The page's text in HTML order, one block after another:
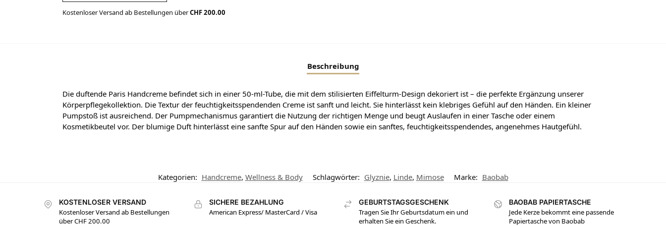
Kostenloser Versand ab Bestellungen überCHF 200.00
Beschreibung
Die duftende Paris Handcreme befindet sich in einer 50-ml-Tube, die mit dem stilisierten Eiffelturm-Design dekoriert ist – die perfekte Ergänzung unserer
Körperpflegekollektion. Die Textur der feuchtigkeitsspendenden Creme ist sanft und leicht. Sie hinterlässt kein klebriges Gefühl auf den Händen. Ein kleiner
Pumpstoß ist ausreichend. Der Pumpmechanismus garantiert die Nutzung der richtigen Menge und beugt Auslaufen in einer Tasche oder einem
Kosmetikbeutel vor. Der blumige Duft hinterlässt eine sanfte Spur auf den Händen sowie ein sanftes, feuchtigkeitsspendendes, angenehmes Hautgefühl.
Kategorien: Handcreme, Wellness & Body Schlagwörter: Glyznie, Linde, Mimose Marke: Baobab
KOSTENLOSER VERSAND
Kostenloser Versand ab Bestellungen
über CHF 200.00
SICHERE BEZAHLUNG
American Express/ MasterCard / Visa
GEBURTSTAGSGESCHENK
Tragen Sie Ihr Geburtsdatum ein und
erhalten Sie ein Geschenk.
BAOBAB PAPIERTASCHE
Jede Kerze bekommt eine passende
Papiertasche von Baobab